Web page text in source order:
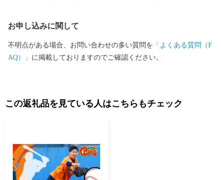
お申し込みに関して
不明点がある場合、お問い合わせの多い質問を 「よくある質問（F
AQ）」 に掲載しておりますのでご確認ください。
この返礼品を見ている人はこちらもチェック